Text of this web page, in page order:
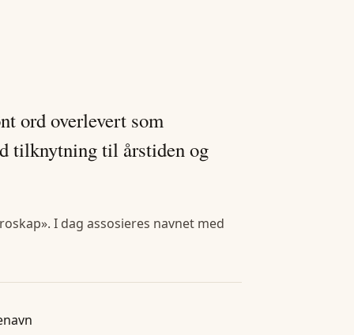
ord overlevert som
tilknytning til årstiden og
I dag assosieres navnet med